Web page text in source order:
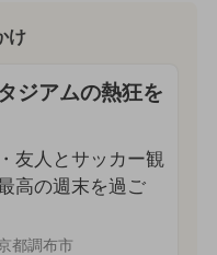
け
ジアムの熱狂を
友人とサッカー観
高の週末を過ご
都調布市